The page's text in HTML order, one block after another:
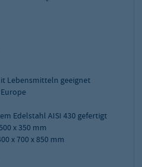
Lebensmitteln geeignet
Edelstahl AISI 430 gefertigt
x 350 mm
x 700 x 850 mm